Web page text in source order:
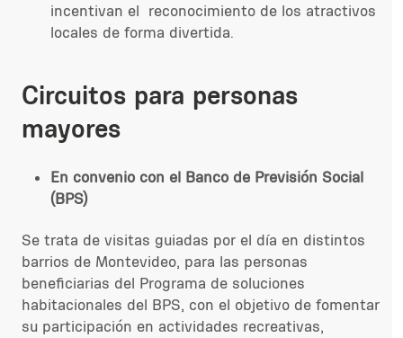
incentivan el reconocimiento de los atractivos
locales de forma divertida.
Circuitos para personas
mayores
En convenio con el Banco de Previsión Social
(BPS)
Se trata de visitas guiadas por el día en distintos
barrios de Montevideo, para las personas
beneficiarias del Programa de soluciones
habitacionales del BPS, con el objetivo de fomentar
su participación en actividades recreativas,